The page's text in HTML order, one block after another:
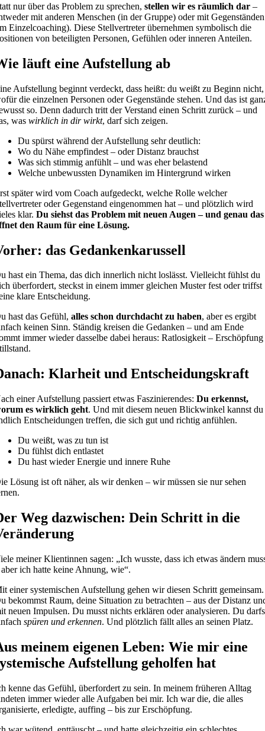
nur über das Problem zu sprechen,stellen wir es räumlich dar –
mit anderen Menschen (in der Gruppe) oder mit Gegenständen
Einzelcoaching). Diese Stellvertreter übernehmen symbolisch die
von beteiligten Personen, Gefühlen oder inneren Anteilen.
läuft eine Aufstellung ab
Aufstellung beginnt verdeckt, dass heißt: du weißt zu Beginn nicht,
die einzelnen Personen oder Gegenstände stehen. Und das ist
so. Denn dadurch tritt der Verstand einen Schritt zurück – und
waswirklich in dir wirkt, darf sich zeigen.
Du spürst während der Aufstellung sehr deutlich:
Wo du Nähe empfindest – oder Distanz brauchst
Was sich stimmig anfühlt – und was eher belastend
Welche unbewussten Dynamiken im Hintergrund wirken
später wird vom Coach aufgedeckt, welche Rolle welcher
oder Gegenstand eingenommen hat – und plötzlich wird
klar.Du siehst das Problem mit neuen Augen – und genau das
den Raum für eine Lösung.
das Gedankenkarussell
hast ein Thema, das dich innerlich nicht loslässt. Vielleicht fühlst du
überfordert, steckst in einem immer gleichen Muster fest oder triffst
klare Entscheidung.
hast das Gefühl,alles schon durchdacht zu haben, aber es ergibt
keinen Sinn. Ständig kreisen die Gedanken – und am Ende
immer wieder dasselbe dabei heraus: Ratlosigkeit –
Klarheit und Entscheidungskraft
einer Aufstellung passiert etwas Faszinierendes:Du erkennst,
es wirklich geht. Und mit diesem neuen Blickwinkel kannst du
Entscheidungen treffen, die sich gut und richtig anfühlen.
Du weißt, was zu tun ist
Du fühlst dich entlastet
Du hast wieder Energie und innere Ruhe
Lösung ist oft näher, als wir denken – wir müssen sie nur sehen
Weg dazwischen: Dein Schritt in die
meiner Klientinnen sagen: „Ich wusste, dass ich etwas ändern
ich hatte keine Ahnung, wie“.
einer systemischen Aufstellung gehen wir diesen Schritt gemeinsam.
bekommst Raum, deine Situation zu betrachten – aus der Distanz
neuen Impulsen. Du musst nichts erklären oder analysieren. Du
spüren und erkennen. Und plötzlich fällt alles an seinen Platz.
meinem eigenen Leben: Wie mir eine
Aufstellung geholfen hat
kenne das Gefühl, überfordert zu sein. In meinem früheren Alltag
immer wieder alle Aufgaben bei mir. Ich war die, die alles
erledigte, auffing – bis zur Erschöpfung.